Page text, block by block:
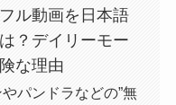
ル動画を日本語
？デイリーモー
な理由
パンドラなどの”無